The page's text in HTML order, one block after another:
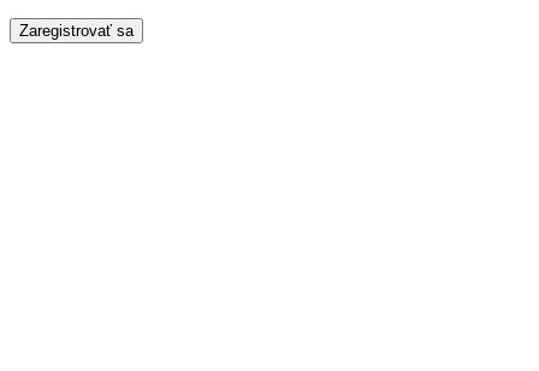
Zaregistrovať sa